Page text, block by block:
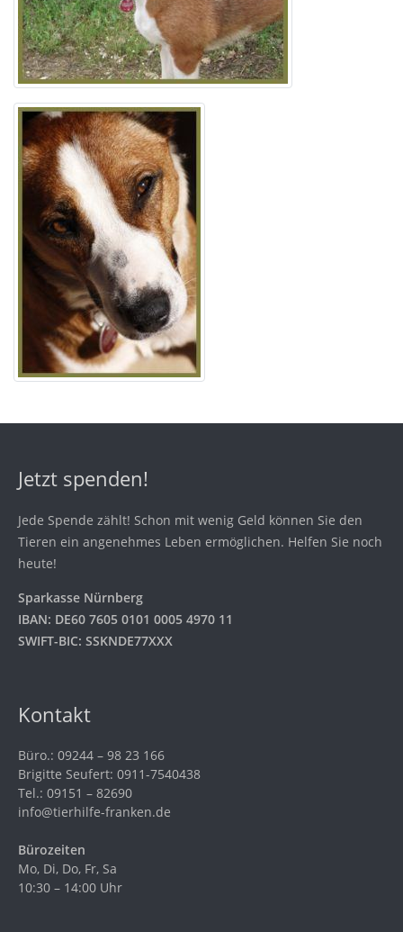
Jetzt spenden!
Jede Spende zählt! Schon mit wenig Geld können Sie den
Tieren ein angenehmes Leben ermöglichen. Helfen Sie noch
heute!
Sparkasse Nürnberg
IBAN: DE60 7605 0101 0005 4970 11
SWIFT-BIC: SSKNDE77XXX
Kontakt
Büro.: 09244 – 98 23 166
Brigitte Seufert: 0911-7540438
Tel.: 09151 – 82690
info@tierhilfe-franken.de
Bürozeiten
Mo, Di, Do, Fr, Sa
10:30 – 14:00 Uhr